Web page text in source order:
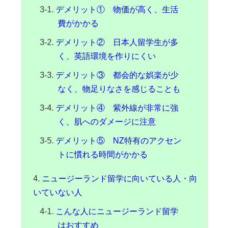
デメリット① 物価が高く、生活
費がかかる
デメリット② 日本人留学生が多
く、英語環境を作りにくい
デメリット③ 都会的な娯楽が少
なく、物足りなさを感じることも
デメリット④ 紫外線が非常に強
く、肌へのダメージに注意
デメリット⑤ NZ特有のアクセン
トに慣れる時間がかかる
ニュージーランド留学に向いている人・向
いていない人
こんな人にニュージーランド留学
はおすすめ